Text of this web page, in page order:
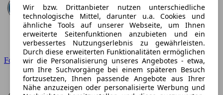
Ford
Wir bzw. Drittanbieter nutzen unterschiedliche
technologische Mittel, darunter u.a. Cookies und
ähnliche Tools auf unserer Webseite, um Ihnen
erweiterte Seitenfunktionen anzubieten und ein
verbessertes Nutzungserlebnis zu gewährleisten.
Durch diese erweiterten Funktionalitäten ermöglichen
wir die Personalisierung unseres Angebotes - etwa,
um Ihre Suchvorgänge bei einem späteren Besuch
fortzusetzen, Ihnen passende Angebote aus Ihrer
Nähe anzuzeigen oder personalisierte Werbung und